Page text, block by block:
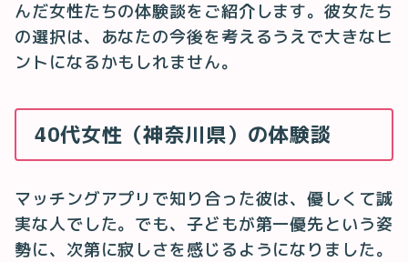
んだ女性たちの体験談をご紹介します。彼女たち
の選択は、あなたの今後を考えるうえで大きなヒ
ントになるかもしれません。
40代女性（神奈川県）の体験談
マッチングアプリで知り合った彼は、優しくて誠
実な人でした。でも、子どもが第一優先という姿
勢に、次第に寂しさを感じるようになりました。